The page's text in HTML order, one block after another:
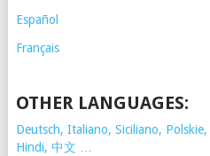
Español
Français
OTHER LANGUAGES:
Deutsch, Italiano, Siciliano, Polskie,
Hindi, 中文 …